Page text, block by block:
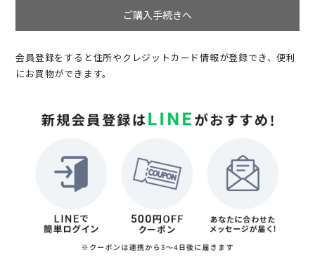
ご購入手続きへ
会員登録をすると住所やクレジットカード情報が登録でき、便利
にお買物ができます。